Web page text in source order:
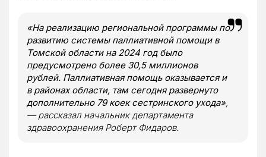
«На реализацию региональной программы по
развитию системы паллиативной помощи в
Томской области на 2024 год было
предусмотрено более 30,5 миллионов
рублей. Паллиативная помощь оказывается и
в районах области, там сегодня развернуто
дополнительно 79 коек сестринского ухода»,
— рассказал начальник департамента
здравоохранения Роберт Фидаров.